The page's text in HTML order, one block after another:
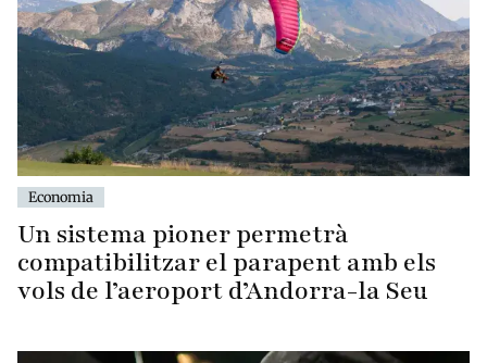
Economia
Un sistema pioner permetrà
compatibilitzar el parapent amb els
vols de l’aeroport d’Andorra-la Seu